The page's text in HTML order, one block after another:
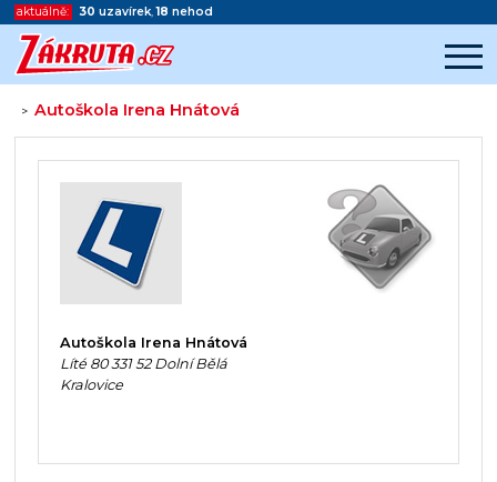
aktuálně: 30 uzavírek,18 nehod
>Autoškola Irena Hnátová
Začátek reklamy
Konec reklamy
Autoškola Irena Hnátová
Líté 80 331 52 Dolní Bělá
Kralovice